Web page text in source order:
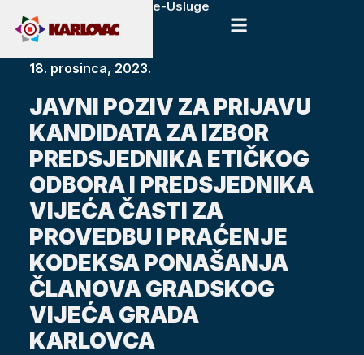
e-Usluge
18. prosinca, 2023.
JAVNI POZIV ZA PRIJAVU
KANDIDATA ZA IZBOR
PREDSJEDNIKA ETIČKOG
ODBORA I PREDSJEDNIKA
VIJEĆA ČASTI ZA
PROVEDBU I PRAĆENJE
KODEKSA PONAŠANJA
ČLANOVA GRADSKOG
VIJEĆA GRADA
KARLOVCA